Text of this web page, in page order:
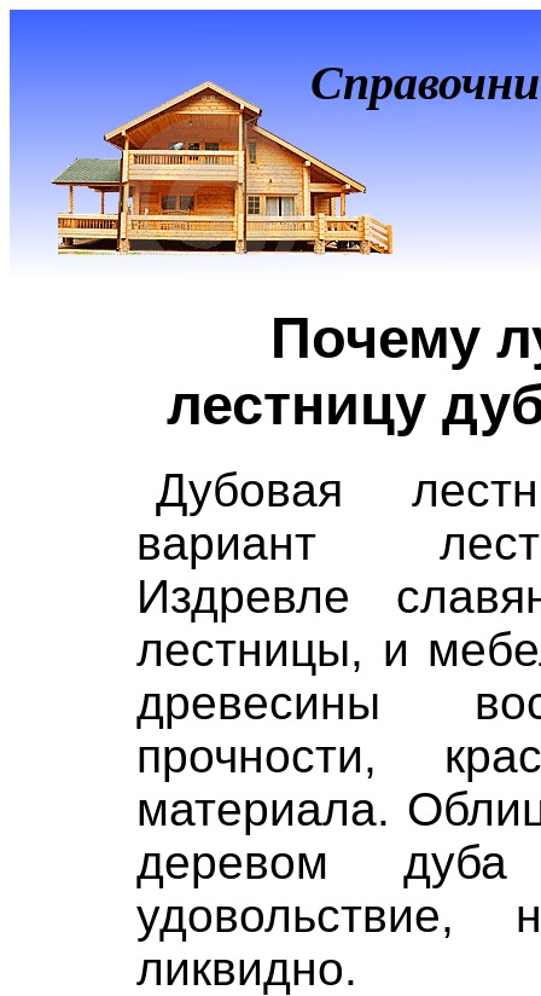
Почему
лестницу
Дубовая
вариант
Издревле
лестницы, и
древесины
прочности,
материала.
деревом
удовольствие,
ликвидно.